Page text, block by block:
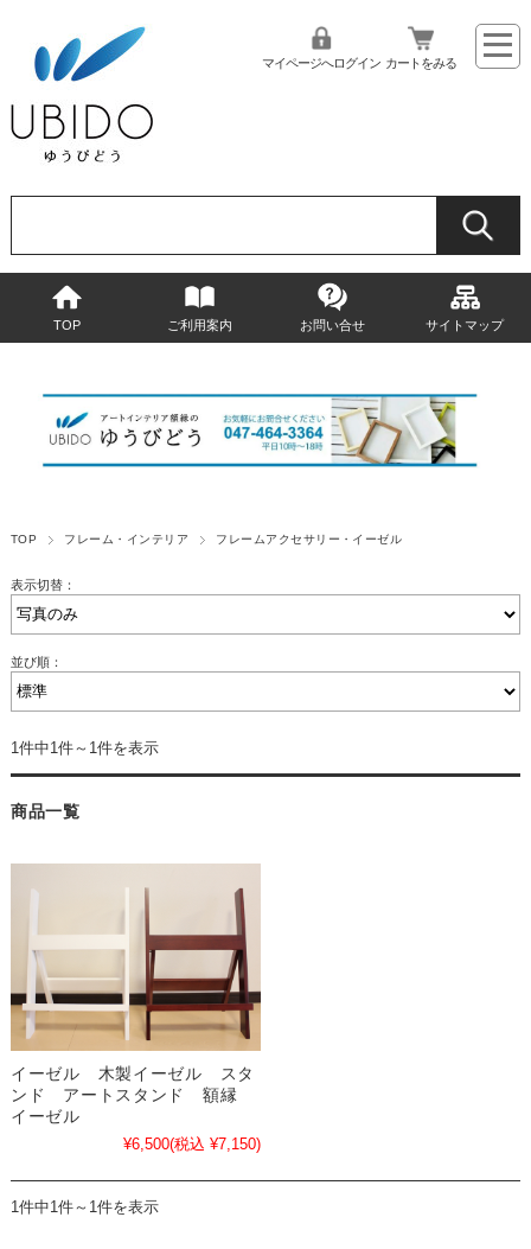
マイページへログイン カートをみる
TOP ご利用案内 お問い合せ サイトマップ
TOP フレーム・インテリア フレームアクセサリー・イーゼル
表示切替：
並び順：
1件中1件～1件を表示
商品一覧
イーゼル 木製イーゼル スタ
ンド アートスタンド 額縁
イーゼル
¥6,500(税込 ¥7,150)
1件中1件～1件を表示